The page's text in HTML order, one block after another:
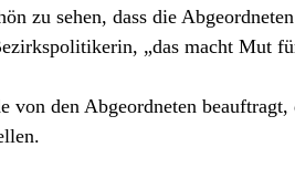
zu sehen, dass die
„das macht Mut
von den Abgeordneten